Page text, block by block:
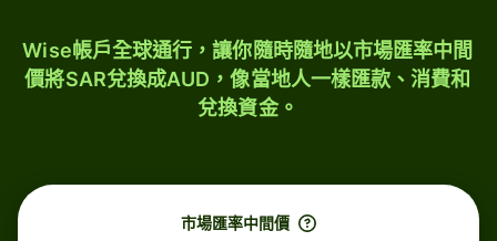
Wise帳戶全球通行，讓你隨時隨地以市場匯率中間
價將SAR兌換成AUD，像當地人一樣匯款、消費和
兌換資金。
市場匯率中間價